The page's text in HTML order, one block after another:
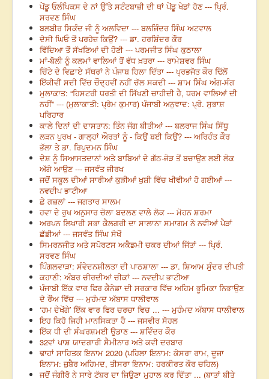
ਪੇਂਡੂ ਓਲੰਪਿਕਸ ਦੇ ਨਾਂ ਉੱਤੇ ਸਟੰਟਬਾਜ਼ੀ ਦੀ ਥਾਂ ਪੇਂਡੂ ਖੇਡਾਂ ਹੋਣ --- ਪ੍ਰਿੰ.
ਸਰਵਣ ਸਿੰਘ
ਬਲਬੀਰ ਸਿਕੰਦ ਜੀ ਨੂੰ ਅਲਵਿਦਾ --- ਬਲਜਿੰਦਰ ਸਿੰਘ ਅਟਵਾਲ
ਦੇਸੀ ਘਿਓ ਤੋਂ ਪਰਹੇਜ਼ ਕਿਉਂ? --- ਡਾ. ਹਰਸ਼ਿੰਦਰ ਕੌਰ
ਵਿੱਦਿਆ ਤੋਂ ਸੱਖਣਿਆਂ ਦੀ ਹੋਣੀ --- ਪਰਮਜੀਤ ਸਿੰਘ ਕੁਠਾਲਾ
ਮਾਂ-ਬੋਲੀ ਨੂੰ ਕਲਮਾਂ ਵਾਲਿਆਂ ਤੋਂ ਵੱਧ ਖ਼ਤਰਾ --- ਰਾਮੇਸ਼ਵਰ ਸਿੰਘ
ਚਿੱਟੇ ਦੇ ਵਿਛਾਏ ਸੱਥਰਾਂ ਨੇ ਪੰਜਾਬ ਹਿਲਾ ਦਿੱਤਾ --- ਪ੍ਰਭਜੋਤ ਕੌਰ ਢਿੱਲੋਂ
ਇੱਕੀਵੀਂ ਸਦੀ ਵਿੱਚ ਚੌਦ੍ਹਵੀਂ ਨਹੀਂ ਚੱਲ ਸਕਦੀ --- ਸ਼ਾਮ ਸਿੰਘ ਅੰਗ-ਸੰਗ
ਮੁਲਾਕਾਤ: “ਹਿਸਟਰੀ ਧਰਤੀ ਦੀ ਸਿੱਖਣੀ ਚਾਹੀਦੀ ਹੈ, ਧਰਮ ਵਾਲਿਆਂ ਦੀ
ਨਹੀਂ” --- (ਮੁਲਾਕਾਤੀ: ਪ੍ਰੇਮ ਕੁਮਾਰ) ਪੰਜਾਬੀ ਅਨੁਵਾਦ: ਪ੍ਰੋ. ਸੁਭਾਸ਼
ਪਰਿਹਾਰ
ਕਾਲੇ ਦਿਨਾਂ ਦੀ ਦਾਸਤਾਨ: ਤਿੰਨ ਜੱਗ ਬੀਤੀਆਂ --- ਬਲਰਾਜ ਸਿੰਘ ਸਿੱਧੂ
ਲੜਨ ਪੁਰਖ - ਗਾਲ੍ਹਾਂ ਔਰਤਾਂ ਨੂੰ - ਕਿਉਂ ਬਈ ਕਿਉਂ? --- ਅਰਿਹੰਤ ਕੌਰ
ਭੱਲਾ ਤੇ ਡਾ. ਰਿਪੁਦਮਨ ਸਿੰਘ
ਦੇਸ਼ ਨੂੰ ਸਿਆਸਤਦਾਨਾਂ ਅਤੇ ਬਾਬਿਆਂ ਦੇ ਗੱਠ-ਜੋੜ ਤੋਂ ਬਚਾਉਣ ਲਈ ਲੋਕ
ਅੱਗੇ ਆਉਣ --- ਜਸਵੰਤ ਜੀਰਖ
ਜਦੋਂ ਸਕੂਲ ਦੀਆਂ ਸਾਰੀਆਂ ਕੁੜੀਆਂ ਖੁਸ਼ੀ ਵਿੱਚ ਖੀਵੀਆਂ ਹੋ ਗਈਆਂ ---
ਨਵਦੀਪ ਭਾਟੀਆ
ਛੇ ਗਜ਼ਲਾਂ --- ਜਗਤਾਰ ਸਾਲਮ
ਹਵਾ ਦੇ ਰੁਖ ਅਨੁਸਾਰ ਚੋਲਾ ਬਦਲਣ ਵਾਲੇ ਲੋਕ --- ਮੋਹਨ ਸ਼ਰਮਾ
ਅਰਪਨ ਲਿਖਾਰੀ ਸਭਾ ਕੈਲਗਰੀ ਦਾ ਸਾਲਾਨਾ ਸਮਾਗਮ ਨੇ ਨਵੀਆਂ ਪੈੜਾਂ
ਛੱਡੀਆਂ --- ਜਸਵੰਤ ਸਿੰਘ ਸੇਖੋਂ
ਸਿਮਰਨਜੀਤ ਅਤੇ ਸਪੋਰਟਸ ਅਕੈਡਮੀ ਚਕਰ ਦੀਆਂ ਜਿੱਤਾਂ --- ਪ੍ਰਿੰ.
ਸਰਵਣ ਸਿੰਘ
ਪਿੰਗਲਵਾੜਾ: ਸੰਵੇਦਨਸ਼ੀਲਤਾ ਦੀ ਪਾਠਸ਼ਾਲਾ --- ਡਾ. ਸ਼ਿਆਮ ਸੁੰਦਰ ਦੀਪਤੀ
ਕਹਾਣੀ: ਅੰਬਰ ਚੀਰਦੀਆਂ ਚੀਕਾਂ --- ਨਵਦੀਪ ਭਾਟੀਆ
ਪੰਜਾਬੀ ਇੱਕ ਵਾਰ ਫਿਰ ਕੈਨੇਡਾ ਦੀ ਸਰਕਾਰ ਵਿੱਚ ਅਹਿਮ ਭੂਮਿਕਾ ਨਿਭਾਉਣ
ਦੇ ਰੌਂਅ ਵਿੱਚ --- ਮੁਹੰਮਦ ਅੱਬਾਸ ਧਾਲੀਵਾਲ
‘ਹਮ ਦੇਖੇਂਗੇ’ ਇੱਕ ਵਾਰ ਫਿਰ ਚਰਚਾ ਵਿਚ ... --- ਮੁਹੰਮਦ ਅੱਬਾਸ ਧਾਲੀਵਾਲ
ਇਹ ਕਿਹੋ ਜਿਹੀ ਮਾਨਸਿਕਤਾ ਹੈ --- ਜਸਵੀਰ ਸੋਹਲ
ਇੱਕ ਧੀ ਦੀ ਸੰਘਰਸ਼ਮਈ ਉਡਾਣ --- ਸ਼ਵਿੰਦਰ ਕੌਰ
32ਵਾਂ ਪਾਸ਼ ਯਾਦਗਾਰੀ ਸੈਮੀਨਾਰ ਅਤੇ ਕਵੀ ਦਰਬਾਰ
ਢਾਹਾਂ ਸਾਹਿਤਕ ਇਨਾਮ 2020 (ਪਹਿਲਾ ਇਨਾਮ: ਕੇਸਰਾ ਰਾਮ, ਦੂਜਾ
ਇਨਾਮ: ਜ਼ੁਬੈਰ ਅਹਿਮਦ, ਤੀਸਰਾ ਇਨਾਮ: ਹਰਕੀਰਤ ਕੌਰ ਚਹਿਲ)
ਜਦੋਂ ਜੰਗੀਰੋ ਨੇ ਸਾਰੇ ਟੱਬਰ ਦਾ ਜਿਊਣਾ ਮੁਹਾਲ ਕਰ ਦਿੱਤਾ ... (ਬਾਤਾਂ ਬੀਤੇ